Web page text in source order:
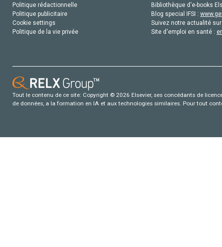
Politique rédactionnelle
Politique publicitaire
Cookie settings
Politique de la vie privée
Bibliothèque d'e-books
Blog special IFSI :
Suivez notre actualité
Site d'emploi en santé :
Tout le contenu de ce site: Copyright © 2026 Elsevier, ses concédants de
de données, a la formation en IA et aux technologies similaires. Pour tout